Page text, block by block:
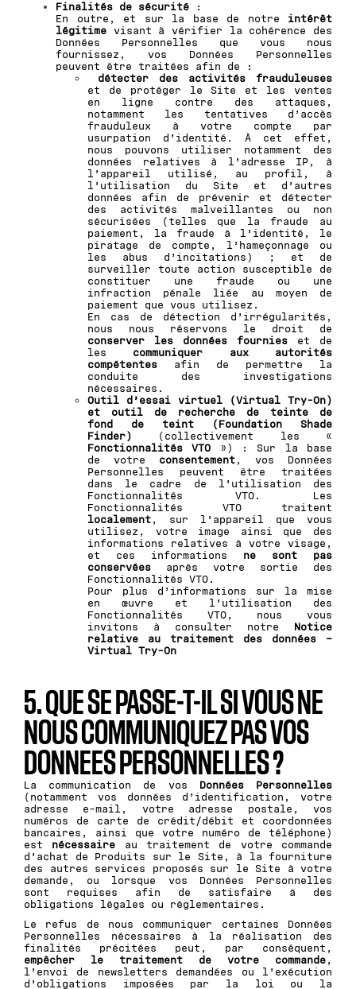
Finalités de sécurité :
En outre, et sur la base de notre intérêt
légitime visant à vérifier la cohérence des
Données Personnelles que vous nous
fournissez, vos Données Personnelles
peuvent être traitées afin de :
détecter des activités frauduleuses
et de protéger le Site et les ventes
en ligne contre des attaques,
notamment les tentatives d’accès
frauduleux à votre compte par
usurpation d’identité. À cet effet,
nous pouvons utiliser notamment des
données relatives à l’adresse IP, à
l’appareil utilisé, au profil, à
l’utilisation du Site et d’autres
données afin de prévenir et détecter
des activités malveillantes ou non
sécurisées (telles que la fraude au
paiement, la fraude à l’identité, le
piratage de compte, l’hameçonnage ou
les abus d’incitations) ; et de
surveiller toute action susceptible de
constituer une fraude ou une
infraction pénale liée au moyen de
paiement que vous utilisez.
En cas de détection d’irrégularités,
nous nous réservons le droit de
conserver les données fournies et de
les communiquer aux autorités
compétentes afin de permettre la
conduite des investigations
nécessaires.
Outil d’essai virtuel (Virtual Try-On)
et outil de recherche de teinte de
fond de teint (Foundation Shade
Finder) (collectivement les «
Fonctionnalités VTO ») : Sur la base
de votre consentement , vos Données
Personnelles peuvent être traitées
dans le cadre de l’utilisation des
Fonctionnalités VTO. Les
Fonctionnalités VTO traitent
localement , sur l’appareil que vous
utilisez, votre image ainsi que des
informations relatives à votre visage,
et ces informations ne sont pas
conservées après votre sortie des
Fonctionnalités VTO.
Pour plus d’informations sur la mise
en œuvre et l’utilisation des
Fonctionnalités VTO, nous vous
invitons à consulter notre Notice
relative au traitement des données –
Virtual Try-On
5. QUE SE PASSE-T-IL SI VOUS NE
NOUS COMMUNIQUEZ PAS VOS
DONNEES PERSONNELLES ?
La communication de vos Données Personnelles
(notamment vos données d’identification, votre
adresse e-mail, votre adresse postale, vos
numéros de carte de crédit/débit et coordonnées
bancaires, ainsi que votre numéro de téléphone)
est nécessaire au traitement de votre commande
d’achat de Produits sur le Site, à la fourniture
des autres services proposés sur le Site à votre
demande, ou lorsque vos Données Personnelles
sont requises afin de satisfaire à des
obligations légales ou réglementaires.
Le refus de nous communiquer certaines Données
Personnelles nécessaires à la réalisation des
finalités précitées peut, par conséquent,
empêcher le traitement de votre commande ,
l’envoi de newsletters demandées ou l’exécution
d’obligations imposées par la loi ou la